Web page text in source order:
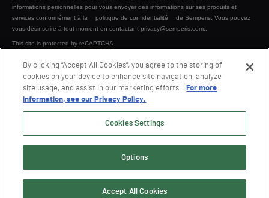
informations personnelles pour vous envoyer des informations sur ses produits et
services conformément à la
politique de confidentialité
de Semperis. Vous pouvez
vous désinscrire à tout moment en contactant privacy@semperis.com..
This site is protected by reCAPTCHA.
ENVOYER
© 2026 Semperis. Tous droits réservés.
Politique de confidentialité
Conditions d'utilisation
By clicking “Accept All Cookies”, you agree to the storing of
cookies on your device to enhance site navigation, analyze
site usage, and assist in our marketing efforts.
For more
information, see our Privacy Policy.
Cookies Settings
Options
Accept All Cookies